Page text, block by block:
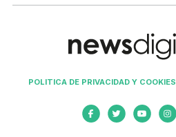
POLITICA DE PRIVACIDAD Y COOKIES